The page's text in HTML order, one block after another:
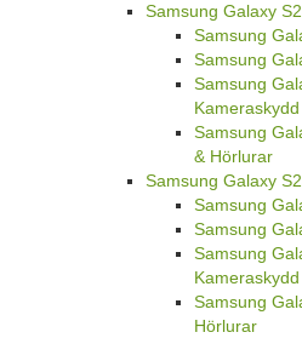
Samsung Galaxy
Samsung
Samsung
Samsung
Kameraskydd
Samsung
& Hörlurar
Samsung Galaxy
Samsung
Samsung
Samsung
Kameraskydd
Samsung
Hörlurar